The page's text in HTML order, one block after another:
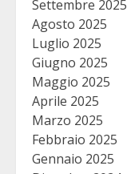
Settembre 2025
Agosto 2025
Luglio 2025
Giugno 2025
Maggio 2025
Aprile 2025
Marzo 2025
Febbraio 2025
Gennaio 2025